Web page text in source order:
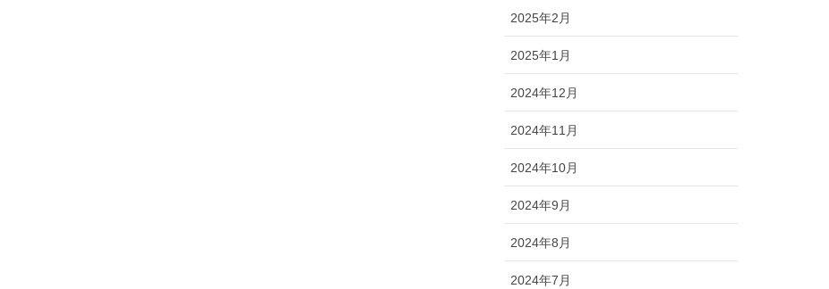
2025年2月
2025年1月
2024年12月
2024年11月
2024年10月
2024年9月
2024年8月
2024年7月